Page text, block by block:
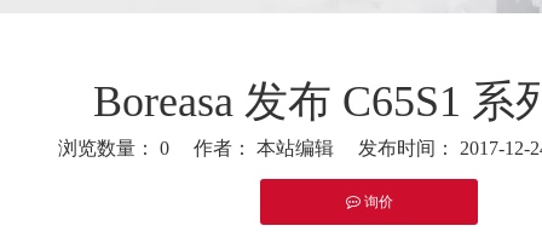
Boreasa 发布 C65S1 系
浏览数量： 0 作者： 本站编辑 发布时间： 2017-
询价